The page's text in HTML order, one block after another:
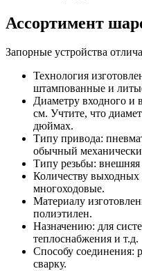
Ассортимент
Запорные устройства
Технология
штампованные и
Диаметру входного и
см. Учтите, что
дюймах.
Типу привода:
обычный
Типу резьбы:
Количеству
многоходовые.
Материалу
полиэтилен.
Назначению: для
теплоснабжения и т.д.
Способу соединения:
сварку.